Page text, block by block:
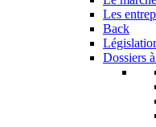
Les
Back
Dossiers